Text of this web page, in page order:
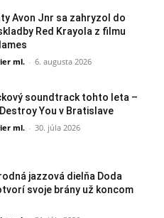
Avon Jnr sa zahryzol do
Red Krayola z filmu
ml. - 6. augusta 2026
soundtrack tohto leta –
You v Bratislave
ml. - 30. júla 2026
jazzová dielňa Doda
svoje brány už koncom